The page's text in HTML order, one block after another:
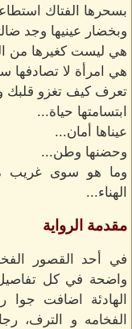
بسحرها الفتاك
وبخضار عينيها وجد
هي ليست كغيرها من
هي امرأة لا
تعرف كيف تغزو قلبك
ابتسامتها حياة...
عيناها أمان...
وحضنها وطن...
وما هو سوى غريب
الهناء...
مقدمة الرواية
في أحد القصور
واضحة في كل تفاصيل
الهادئة اضافت
الفخامه و الترف،